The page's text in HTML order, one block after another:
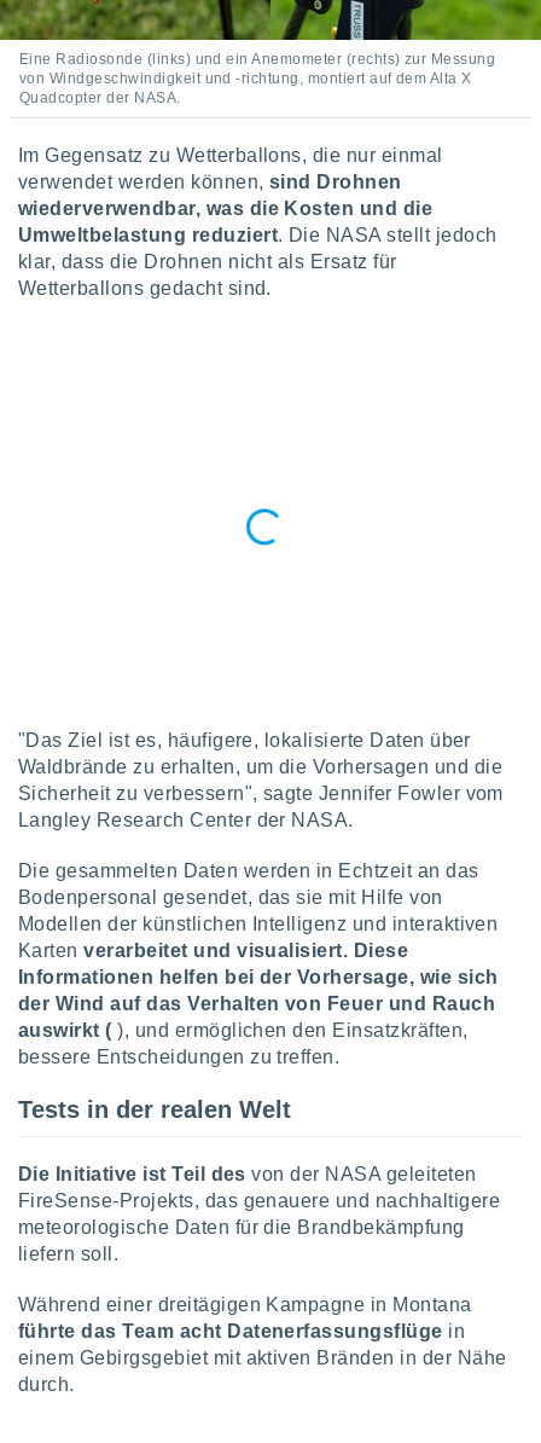
jederzeit
der
indem
"
von
zur
der
von
von
durch
von
der
zur
Inhalten.
durch
Inhalte,
Eine Radiosonde (links) und ein Anemometer (rechts) zur Messung
von Windgeschwindigkeit und -richtung, montiert auf dem Alta X
Quadcopter der NASA.
Im Gegensatz zu Wetterballons, die nur einmal
verwendet werden können, sind Drohnen
wiederverwendbar, was die Kosten und die
Umweltbelastung reduziert. Die NASA stellt jedoch
klar, dass die Drohnen nicht als Ersatz für
Wetterballons gedacht sind.
"Das Ziel ist es, häufigere, lokalisierte Daten über
Waldbrände zu erhalten, um die Vorhersagen und die
Sicherheit zu verbessern", sagte Jennifer Fowler vom
Langley Research Center der NASA.
Die gesammelten Daten werden in Echtzeit an das
Bodenpersonal gesendet, das sie mit Hilfe von
Modellen der künstlichen Intelligenz und interaktiven
Kartenverarbeitet und visualisiert. Diese
Informationen helfen bei der Vorhersage, wie sich
der Wind auf das Verhalten von Feuer und Rauch
auswirkt (), und ermöglichen den Einsatzkräften,
bessere Entscheidungen zu treffen.
Tests in der realen Welt
Die Initiative ist Teil des von der NASA geleiteten
FireSense-Projekts, das genauere und nachhaltigere
meteorologische Daten für die Brandbekämpfung
liefern soll.
Während einer dreitägigen Kampagne in Montana
führte das Team acht Datenerfassungsflüge in
einem Gebirgsgebiet mit aktiven Bränden in der Nähe
durch.